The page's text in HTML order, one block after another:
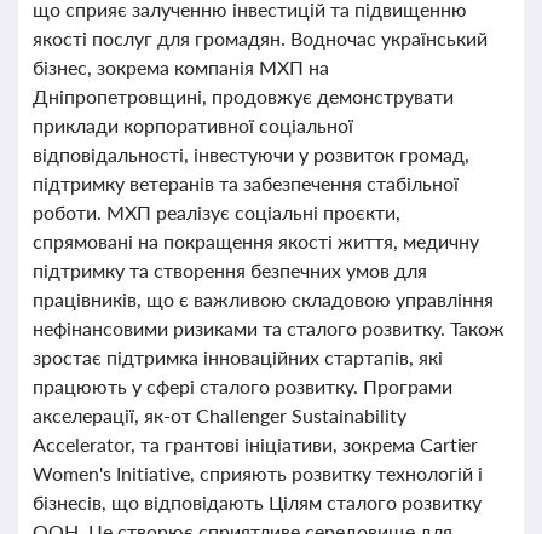
що сприяє залученню інвестицій та підвищенню
якості послуг для громадян. Водночас український
бізнес, зокрема компанія МХП на
Дніпропетровщині, продовжує демонструвати
приклади корпоративної соціальної
відповідальності, інвестуючи у розвиток громад,
підтримку ветеранів та забезпечення стабільної
роботи. МХП реалізує соціальні проєкти,
спрямовані на покращення якості життя, медичну
підтримку та створення безпечних умов для
працівників, що є важливою складовою управління
нефінансовими ризиками та сталого розвитку. Також
зростає підтримка інноваційних стартапів, які
працюють у сфері сталого розвитку. Програми
акселерації, як-от Challenger Sustainability
Accelerator, та грантові ініціативи, зокрема Cartier
Women's Initiative, сприяють розвитку технологій і
бізнесів, що відповідають Цілям сталого розвитку